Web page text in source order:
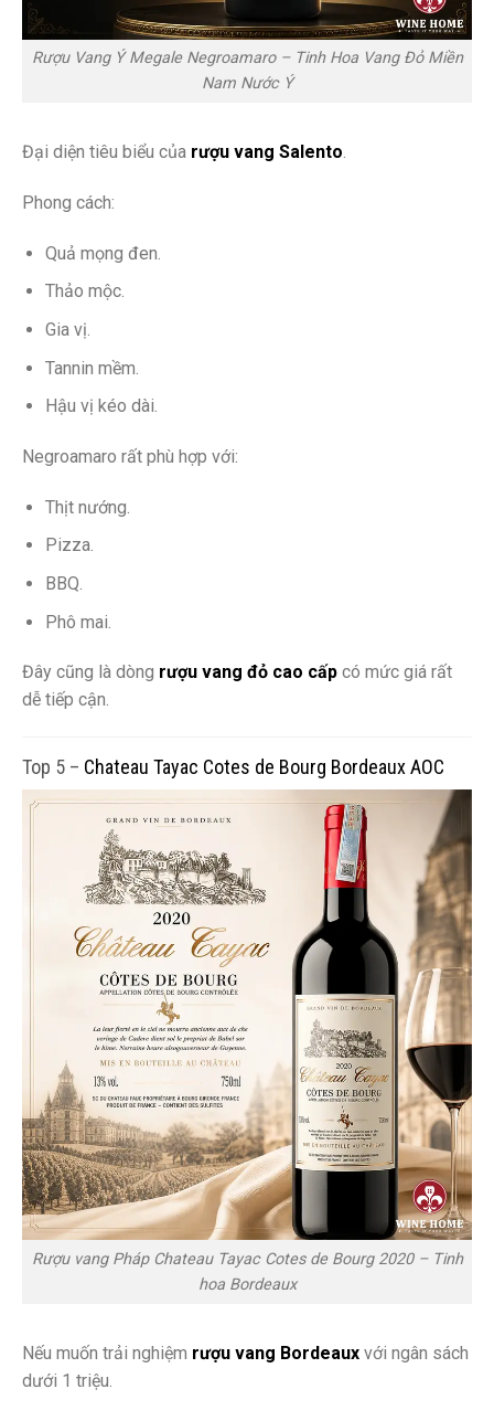
Rượu Vang Ý Megale Negroamaro – Tinh Hoa Vang Đỏ Miền
Nam Nước Ý
Đại diện tiêu biểu của rượu vang Salento.
Phong cách:
Quả mọng đen.
Thảo mộc.
Gia vị.
Tannin mềm.
Hậu vị kéo dài.
Negroamaro rất phù hợp với:
Thịt nướng.
Pizza.
BBQ.
Phô mai.
Đây cũng là dòng rượu vang đỏ cao cấp có mức giá rất
dễ tiếp cận.
Top 5 – Chateau Tayac Cotes de Bourg Bordeaux AOC
Rượu vang Pháp Chateau Tayac Cotes de Bourg 2020 – Tinh
hoa Bordeaux
Nếu muốn trải nghiệm rượu vang Bordeaux với ngân sách
dưới 1 triệu.